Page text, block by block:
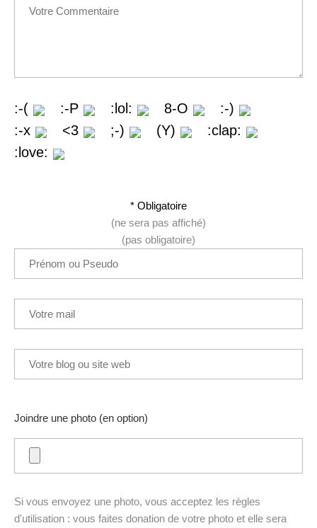
:-( :-P :lol: 8-O
:-)
:-x
<3 ;-) (Y)
:clap:
:love:
* Obligatoire
(ne sera pas affiché)
(pas obligatoire)
Joindre une photo (en option)
Si vous envoyez une photo, vous acceptez les règles
d'utilisation : vous faites donation de votre photo et elle sera